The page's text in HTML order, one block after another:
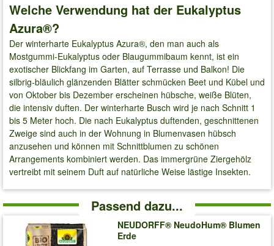
Welche Verwendung hat der Eukalyptus
Azura®?
Der winterharte Eukalyptus Azura®, den man auch als
Mostgummi-Eukalyptus oder Blaugummibaum kennt, ist ein
exotischer Blickfang im Garten, auf Terrasse und Balkon! Die
silbrig-bläulich glänzenden Blätter schmücken Beet und Kübel und
von Oktober bis Dezember erscheinen hübsche, weiße Blüten,
die intensiv duften. Der winterharte Busch wird je nach Schnitt 1
bis 5 Meter hoch. Die nach Eukalyptus duftenden, geschnittenen
Zweige sind auch in der Wohnung in Blumenvasen hübsch
anzusehen und können mit Schnittblumen zu schönen
Arrangements kombiniert werden. Das immergrüne Ziergehölz
vertreibt mit seinem Duft auf natürliche Weise lästige Insekten.
Passend dazu...
NEUDORFF® NeudoHum® Blumen
Erde